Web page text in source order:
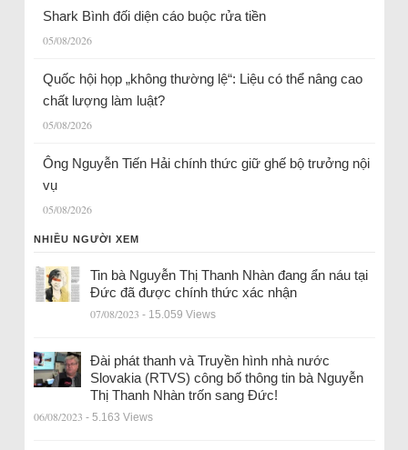
Shark Bình đối diện cáo buộc rửa tiền
05/08/2026
Quốc hội họp „không thường lệ“: Liệu có thể nâng cao
chất lượng làm luật?
05/08/2026
Ông Nguyễn Tiến Hải chính thức giữ ghế bộ trưởng nội
vụ
05/08/2026
NHIỀU NGƯỜI XEM
Tin bà Nguyễn Thị Thanh Nhàn đang ẩn náu tại
Đức đã được chính thức xác nhận
07/08/2023 - 15.059 Views
Đài phát thanh và Truyền hình nhà nước
Slovakia (RTVS) công bố thông tin bà Nguyễn
Thị Thanh Nhàn trốn sang Đức!
06/08/2023 - 5.163 Views